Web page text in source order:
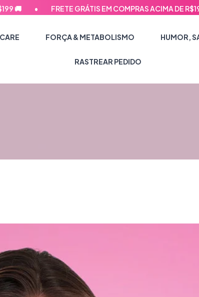
• FRETE GRÁTIS EM COMPRAS ACIMA DE R$199 🚚
FORÇA & METABOLISMO HUMOR,
RASTREAR PEDIDO